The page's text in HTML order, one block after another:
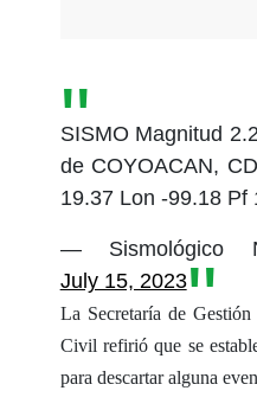
SISMO Magnitud
de COYOACAN,
19.37 Lon -99.18 Pf
— Sismológico
July 15, 2023
La Secretaría de
Civil refirió que se
para descartar alguna